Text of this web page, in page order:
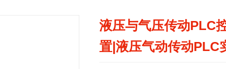
液压与气压传动PLC
置|液压气动传动PLC